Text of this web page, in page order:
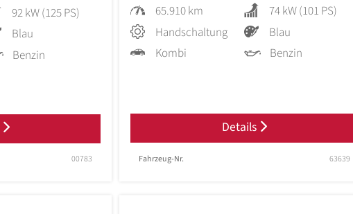
92 kW (125 PS)
Blau
Benzin
00783
65.910 km
74 kW (101 PS)
Handschaltung
Blau
Kombi
Benzin
Details
Fahrzeug-Nr. 63639